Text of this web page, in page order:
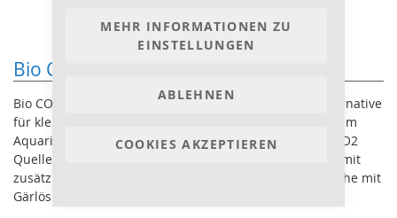
COOKIES AKZEPTIEREN
MEHR INFORMATIONEN ZU
EINSTELLUNGEN
ABLEHNEN
Bio CO2 Anlage für Ihr Aquarium
Bio CO2 ist eine sehr einfache und kostengünstige Alternative
für kleinere Aquarien um eine effiziente CO2 Düngung im
Aquarium zu erreichen. Durch Gärung wird hier eine CO2
Quelle geschaffen die über längere Zeit das Aquarium mit
zusätzlichem CO2 versorgt. Man braucht nur eine Flasche mit
Gärlösung, einen Schlauch und einen CO2 Diffusor.